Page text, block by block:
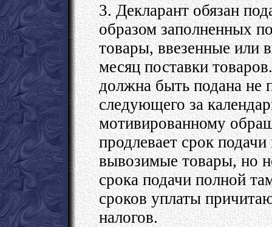
3. Декларант обязан
образом заполненных
товары, ввезенные или
месяц поставки
должна быть подана не
следующего за
мотивированному
продлевает срок
вывозимые товары, но
срока подачи полной
сроков уплаты
налогов.